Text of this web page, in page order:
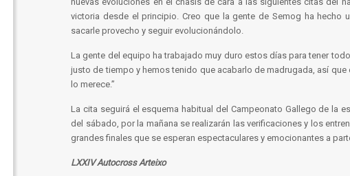
victoria desde el principio. Creo que la gente de Semog ha hecho
sacarle provecho y seguir evolucionándolo.
La gente del equipo ha trabajado muy duro estos días para tener
justo de tiempo y hemos tenido que acabarlo de madrugada, así
lo merece.”
La cita seguirá el esquema habitual del Campeonato Gallego de la
del sábado, por la mañana se realizarán las verificaciones y los
grandes finales que se esperan espectaculares y emocionantes a
LXXIV Autocross Arteixo